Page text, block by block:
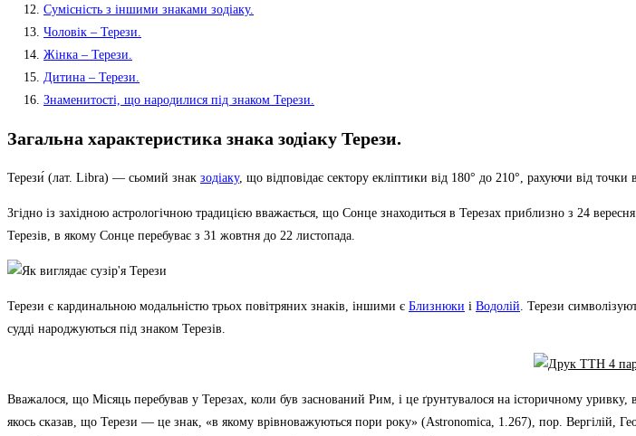
Сумісність з іншими знаками зодіаку.
Чоловік – Терези.
Жінка – Терези.
Дитина – Терези.
Знаменитості, що народилися під знаком Терези.
Загальна характеристика знака зодіаку Терези.
Терези́ (лат. Libra) — сьомий знак зодіаку, що відповідає сектору екліптики від 180° до 210°, рахуючи від
Згідно із західною астрологічною традицією вважається, що Сонце знаходиться в Терезах приблизно з 24
Терезів, в якому Сонце перебуває з 31 жовтня до 22 листопада.
Терези є кардинальною модальністю трьох повітряних знаків, іншими є Близнюки і Водолій . Терези
судді народжуються під знаком Терезів.
Вважалося, що Місяць перебував у Терезах, коли був заснований Рим, і це ґрунтувалося на історичному
якось сказав, що Терези — це знак, «в якому врівноважуються пори року» (Astronomica, 1.267), пор. Вергілій,